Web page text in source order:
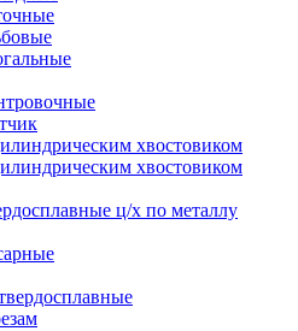
хвостовиком
хвостовиком
ц/х по металлу